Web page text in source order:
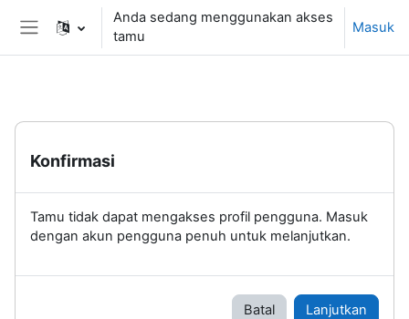
Lewati ke konten utama
Panel samping
Anda sedang menggunakan akses
tamu
Masuk
Konfirmasi
Tamu tidak dapat mengakses profil pengguna. Masuk
dengan akun pengguna penuh untuk melanjutkan.
Batal Lanjutkan